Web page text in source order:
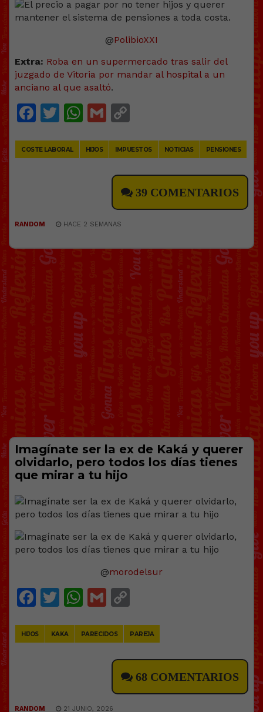
@PolibioXXI
Extra: Roba en un supermercado tras salir del
juzgado de Vitoria por mandar al hospital a un
anciano al que asaltó.
Facebook
Twitter
WhatsApp
Gmail
COSTE LABORAL HIJOS IMPUESTOS NOTICIAS PENSIONES
39 COMENTARIOS
RANDOM HACE 2 SEMANAS
Imagínate ser la ex de Kaká y querer
olvidarlo, pero todos los días tienes
que mirar a tu hijo
@morodelsur
Facebook
Twitter
WhatsApp
Gmail
HIJOS KAKA PARECIDOS PAREJA
68 COMENTARIOS
RANDOM 21 JUNIO, 2026